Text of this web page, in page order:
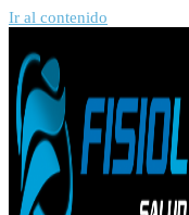
Ir al contenido